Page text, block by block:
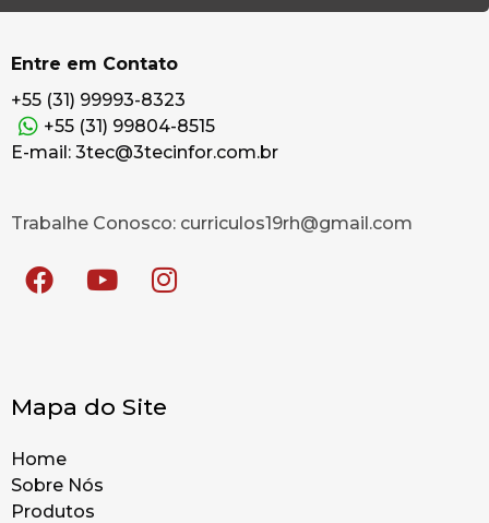
Entre em Contato
+55 (31) 99993-8323
+55 (31) 99804-8515
E-mail: 3tec@3tecinfor.com.br
Trabalhe Conosco: curriculos19rh@gmail.com
Mapa do Site
Home
Sobre Nós
Produtos